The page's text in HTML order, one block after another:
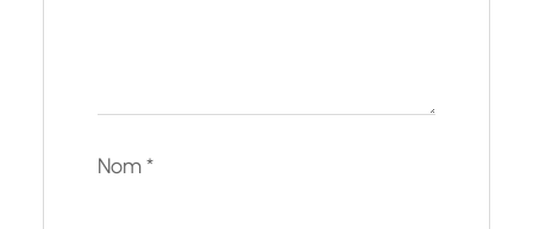
Nom*